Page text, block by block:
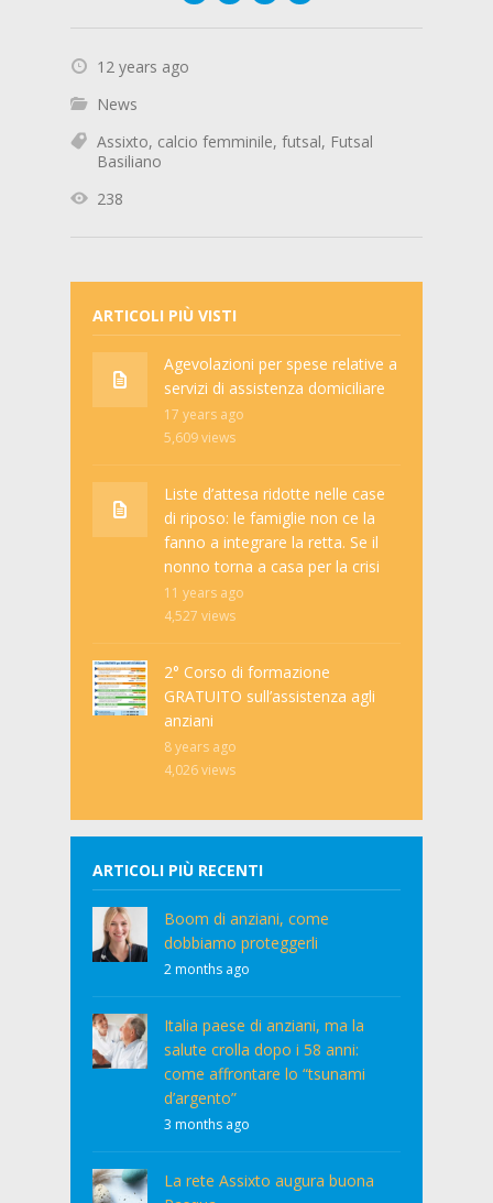
12 years ago
News
Assixto, calcio femminile, futsal, Futsal
Basiliano
238
ARTICOLI PIÙ VISTI
Agevolazioni per spese relative a
servizi di assistenza domiciliare
17 years ago
5,609views
Liste d’attesa ridotte nelle case
di riposo: le famiglie non ce la
fanno a integrare la retta. Se il
nonno torna a casa per la crisi
11 years ago
4,527 views
2° Corso di formazione
GRATUITO sull’assistenza agli
anziani
8 years ago
4,026views
ARTICOLI PIÙ RECENTI
Boom di anziani, come
dobbiamo proteggerli
2 months ago
Italia paese di anziani, ma la
salute crolla dopo i 58 anni:
come affrontare lo “tsunami
d’argento”
3 months ago
La rete Assixto augura buona